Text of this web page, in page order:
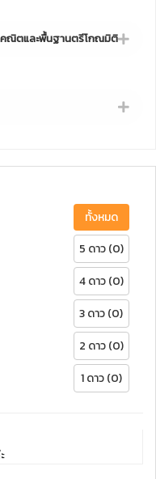
คณิตและพื้นฐานตรีโกณมิติ
ทั้งหมด
5 ดาว (0)
4 ดาว (0)
3 ดาว (0)
2 ดาว (0)
1 ดาว (0)